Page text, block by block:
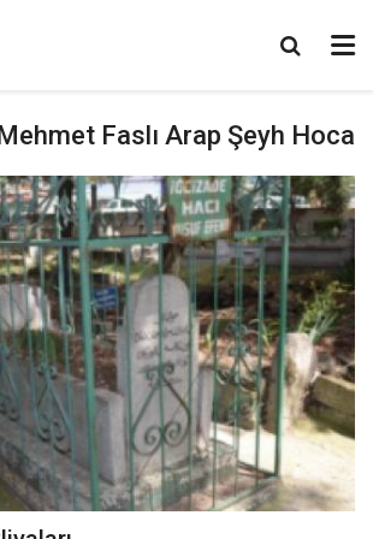
Faslı Arap Şeyh Hoca